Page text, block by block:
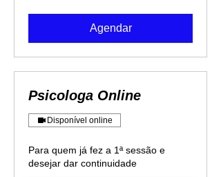
Agendar
Psicologa Online
Disponível online
Para quem já fez a 1ª sessão e
desejar dar continuidade